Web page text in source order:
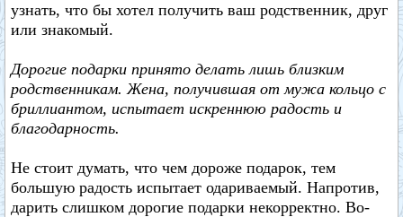
узнать, что бы хотел получить ваш родственник, друг
или знакомый.
Дорогие подарки принято делать лишь близким
родственникам. Жена, получившая от мужа кольцо с
бриллиантом, испытает искреннюю радость и
благодарность.
Не стоит думать, что чем дороже подарок, тем
большую радость испытает одариваемый. Напротив,
дарить слишком дорогие подарки некорректно. Во-